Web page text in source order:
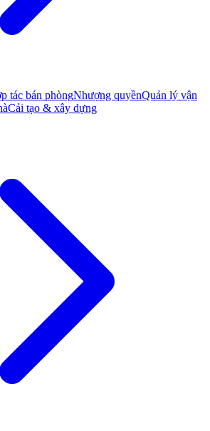
tác bán phòngNhượng quyềnQuản lý vận
Cải tạo & xây dựng